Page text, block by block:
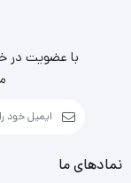
با عضویت در
نمادهای ما